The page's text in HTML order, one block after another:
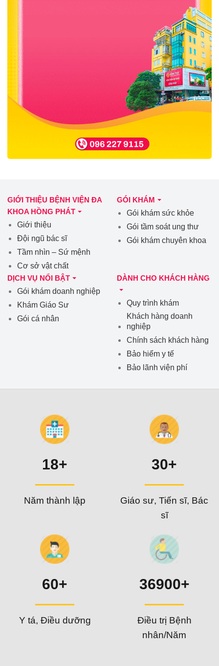
GIỚI THIỆU BỆNH VIỆN ĐA
KHOA HỒNG PHÁT
Giới thiệu
Đội ngũ bác sĩ
Tầm nhìn – Sứ mệnh
Cơ sở vật chất
GÓI KHÁM
Gói khám sức khỏe
Gói tầm soát ung thư
Gói khám chuyên khoa
DỊCH VỤ NỔI BẬT
Gói khám doanh nghiệp
Khám Giáo Sư
Gói cá nhân
DÀNH CHO KHÁCH HÀNG
Quy trình khám
Khách hàng doanh
nghiệp
Chính sách khách hàng
Bảo hiểm y tế
Bảo lãnh viện phí
18+
Năm thành lập
30+
Giáo sư, Tiến sĩ, Bác
sĩ
60+
Y tá, Điều dưỡng
36900+
Điều trị Bệnh
nhân/Năm